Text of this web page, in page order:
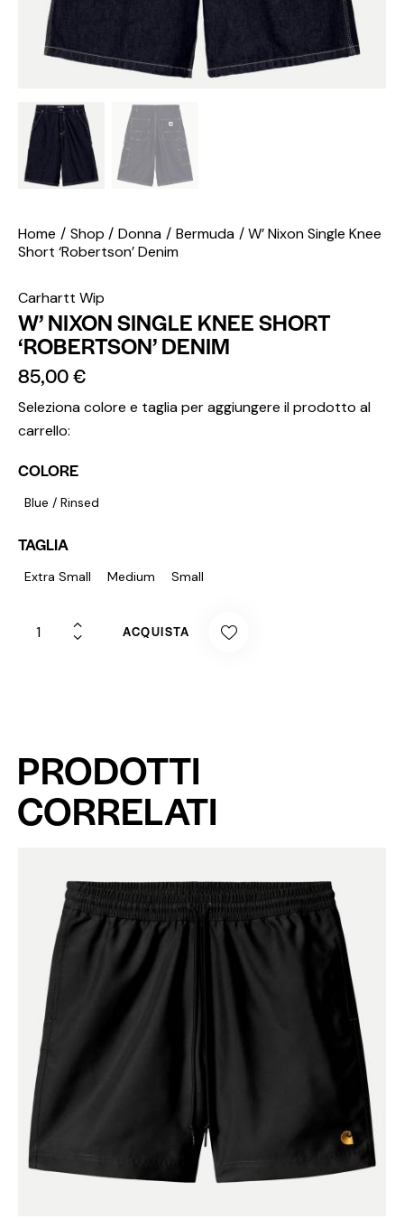
Home Shop Donna Bermuda
W’ Nixon Single Knee
Short ‘Robertson’ Denim
Carhartt Wip
W’ NIXON SINGLE KNEE SHORT
‘ROBERTSON’ DENIM
85,00€
Seleziona colore e taglia per aggiungere il prodotto al
carrello:
COLORE
Blue / Rinsed
TAGLIA
Extra Small Medium Small
ACQUISTA
PRODOTTI
CORRELATI